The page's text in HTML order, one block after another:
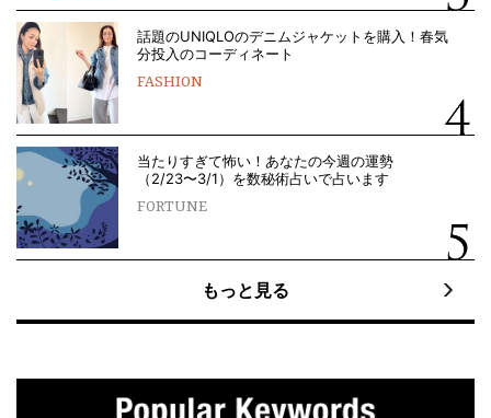
話題のUNIQLOのデニムジャケットを購入！春気
分投入のコーディネート
FASHION
当たりすぎて怖い！あなたの今週の運勢
（2/23〜3/1）を数秘術占いで占います
FORTUNE
もっと見る